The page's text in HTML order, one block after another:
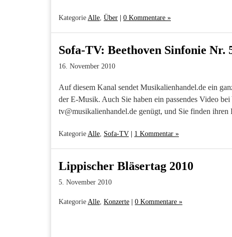
Kategorie Alle Über 0 Kommentare »
Sofa-TV: Beethoven Sinfonie Nr.
16. November 2010
Auf diesem Kanal sendet Musikalienhandel.de ein
der E-Musik. Auch Sie haben ein passendes Video
tv@musikalienhandel.de genügt, und Sie finden
Kategorie Alle Sofa-TV 1 Kommentar »
Lippischer Bläsertag 2010
5. November 2010
Kategorie Alle Konzerte 0 Kommentare »